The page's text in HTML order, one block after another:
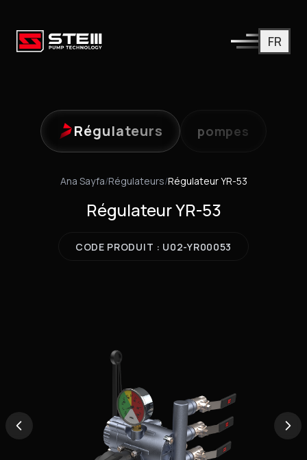
FR
Régulateurs pompes
Ana Sayfa/Régulateurs/Régulateur YR-53
Régulateur YR-53
CODE PRODUIT : U02-YR00053